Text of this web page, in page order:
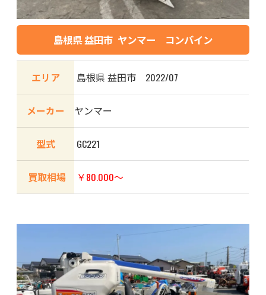
島根県 益田市 ヤンマー コンバイン
エリア 島根県 益田市 2022/07
メーカー ヤンマー
型式 GC221
買取相場 ￥80.000～